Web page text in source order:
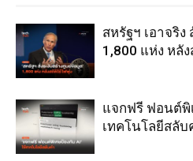
สหรัฐฯ เอาจริ
1,800 แห่ง หลั
แจกฟรี ฟอนต์พิ
เทคโนโลยีสลับ